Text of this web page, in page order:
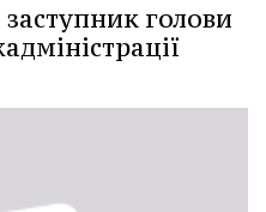
голови